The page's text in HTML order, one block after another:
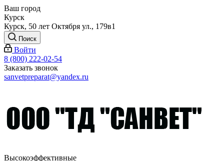
Ваш город
Курск
Курск, 50 лет Октября ул., 179в1
Поиск
Войти
8 (800) 222-02-54
Заказать звонок
sanvetpreparat@yandex.ru
Высокоэффективные